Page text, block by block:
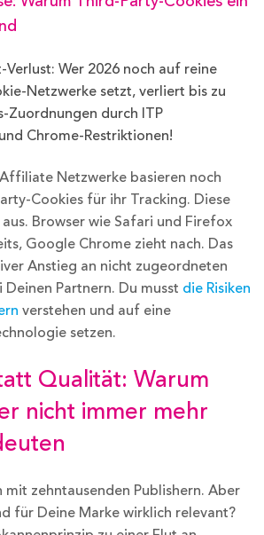
Wer 2026 noch auf reine
Netzwerke setzt, verliert bis zu
Zuordnungen durch ITP
Chrome-Restriktionen!
Netzwerke basieren noch
Cookies für ihr Tracking. Diese
Browser wie Safari und Firefox
Google Chrome zieht nach. Das
Anstieg an nicht zugeordneten
Deinen Partnern. Du musst die Risiken
verstehen und auf eine
setzen.
Qualität: Warum
nicht immer mehr
zehntausenden Publishern. Aber
für Deine Marke wirklich relevant?